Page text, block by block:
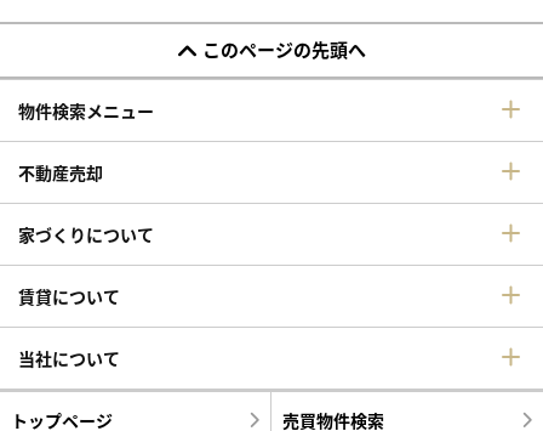
このページの先頭へ
物件検索メニュー
不動産売却
家づくりについて
賃貸について
当社について
トップページ 売買物件検索